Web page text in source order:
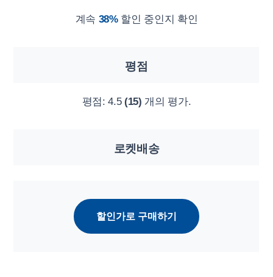
계속 38%할인 중인지 확인
평점
평점:4.5 (15) 개의 평가.
로켓배송
할인가로 구매하기